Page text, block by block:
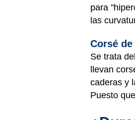
para
las
Corsé
Se trata
llevan
caderas y
Puesto